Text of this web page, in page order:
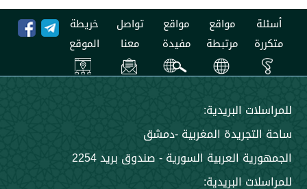
مواقع
مرتبطة
مواقع
مفيدة
تواصل
معنا
خريطة
الموقع
البريدية:
المغربية -دمشق
العربية السورية - صندوق بريد 2254
البريدية: